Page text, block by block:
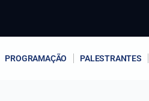
PROGRAMAÇÃO PALESTRANTES